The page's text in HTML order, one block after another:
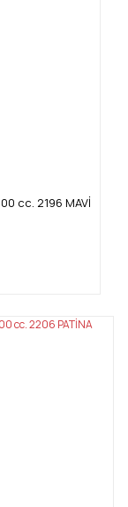
cc. 2196 MAVİ